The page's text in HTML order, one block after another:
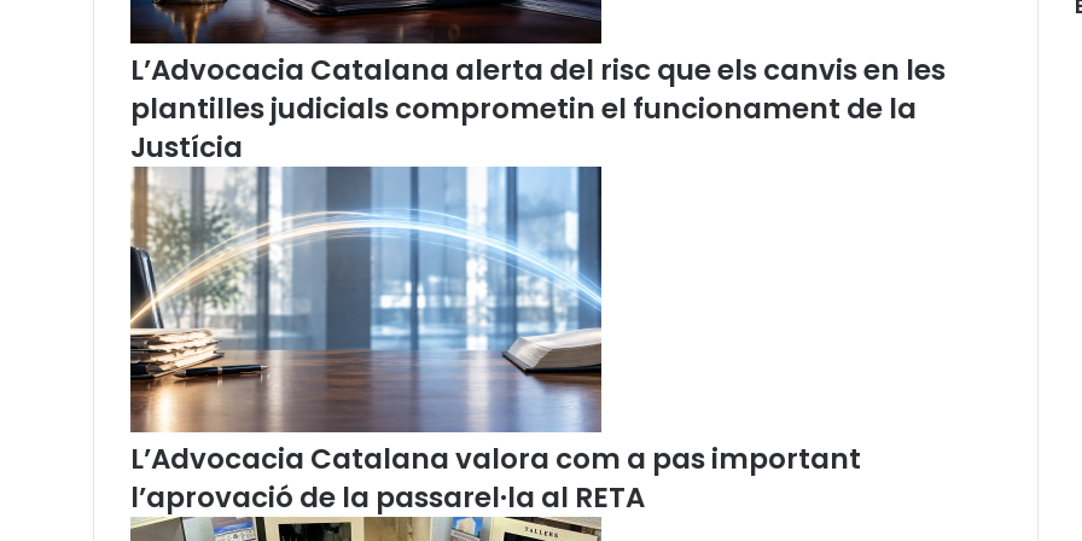
i
C
a
a
a
n
a
m
a
n
i
f
e
s
t
l
’
o
l
o
r
l
R
a
a
e
L’Advocacia Catalana alerta del risc que els canvis en les
plantilles judicials comprometin el funcionament de la
Justícia
L’Advocacia Catalana valora com a pas important
l’aprovació de la passarel·la al RETA